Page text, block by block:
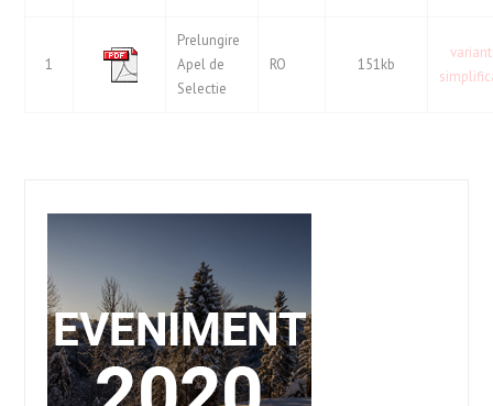
1
Prelungire
Apel de
Selectie
RO 151kb